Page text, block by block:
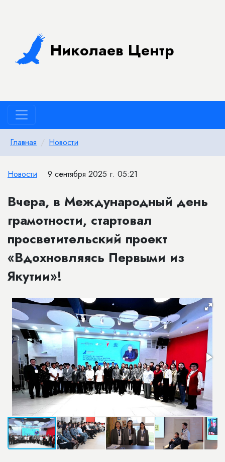
Николаев Центр
Главная Новости
Новости 9 сентября 2025 г. 05:21
Вчера, в Международный день
грамотности, стартовал
просветительский проект
«Вдохновляясь Первыми из
Якутии»!